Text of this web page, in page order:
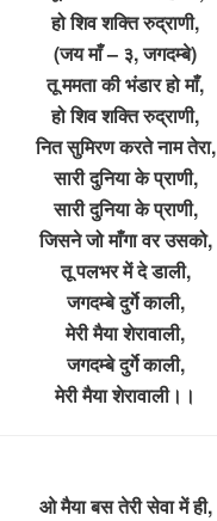
हो शिव शक्ति रुद्राणी,
(जय माँ – ३, जगदम्बे)
तू ममता की भंडार हो माँ,
हो शिव शक्ति रुद्राणी,
नित सुमिरण करते नाम तेरा,
सारी दुनिया के प्राणी,
सारी दुनिया के प्राणी,
जिसने जो माँगा वर उसको,
तू पलभर में दे डाली,
जगदम्बे दुर्गे काली,
मेरी मैया शेरावाली,
जगदम्बे दुर्गे काली,
मेरी मैया शेरावाली।।
ओ मैया बस तेरी सेवा में ही,